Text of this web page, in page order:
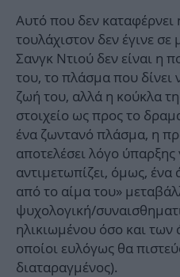
Αυτό που δεν
τουλάχιστον δεν έγινε σε
Σανγκ Ντιού δεν είναι η
του, το πλάσμα που δίνει
ζωή του, αλλά η κούκλα
στοιχείο ως προς το
ένα ζωντανό πλάσμα, η
αποτελέσει λόγο
αντιμετωπίζει, όμως,
από το αίμα του»
ψυχολογική/
ηλικιωμένου όσο και
οποίοι ευλόγως θα
διαταραγμένος).